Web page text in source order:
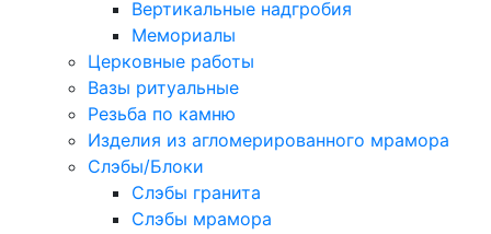
Вертикальные надгробия
Мемориалы
Церковные работы
Вазы ритуальные
Резьба по камню
Изделия из агломерированного мрамора
Слэбы/Блоки
Слэбы гранита
Слэбы мрамора